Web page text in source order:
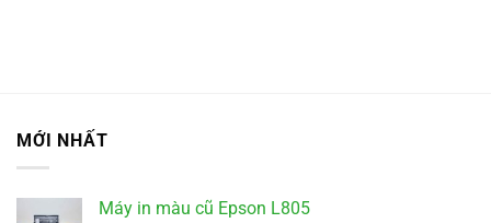
MỚI NHẤT
Máy in màu cũ Epson L805